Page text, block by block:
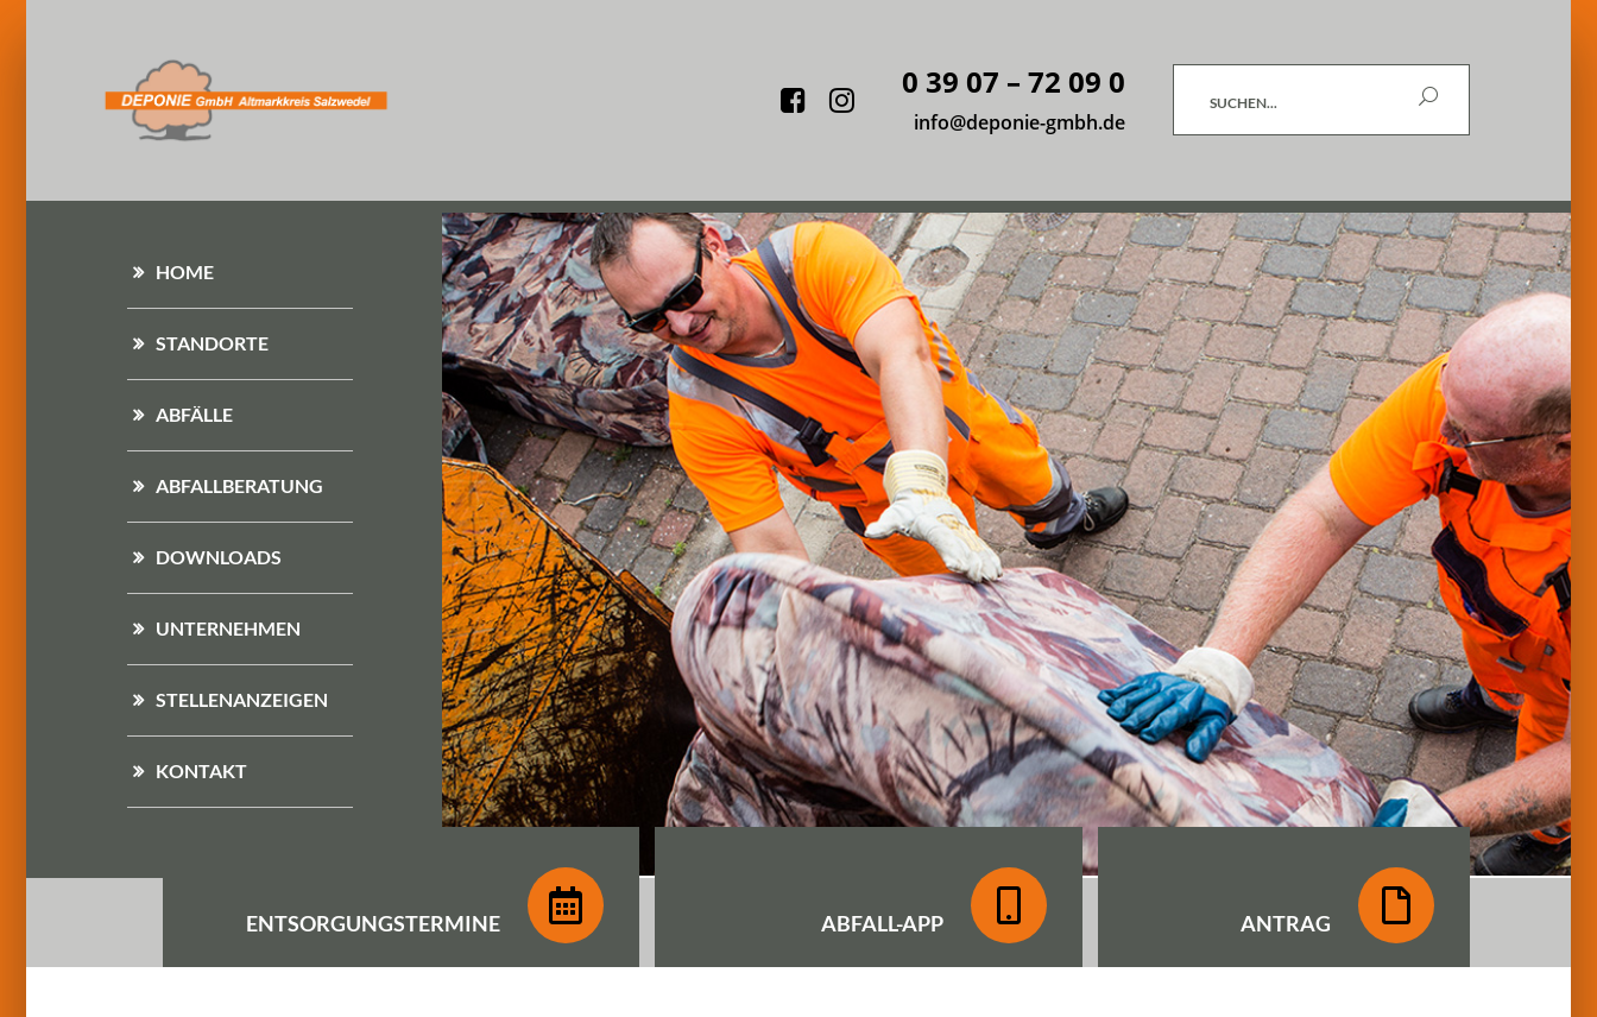
Facebook
Instagram
0 39 07 – 72 09 0
info@deponie-gmbh.de
Suchen
HOME
STANDORTE
ABFÄLLE
ABFALLBERATUNG
DOWNLOADS
UNTERNEHMEN
STELLENANZEIGEN
KONTAKT
ENTSORGUNGSTERMINE ABFALL-APP ANTRAG